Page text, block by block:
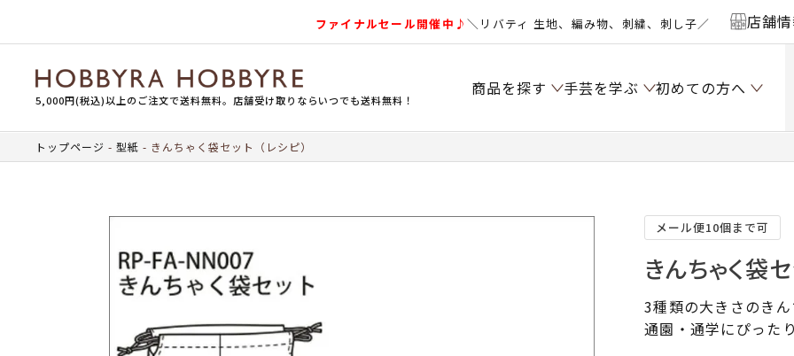
ファイナルセール開催中♪＼リバティ 生地、編み物、刺繍、刺し子／ 店舗
5,000円(税込)以上のご注文で送料無料。店舗受け取りならいつでも送料無料！
商品を探す 手芸を学ぶ 初めての方へ
トップページ 型紙 きんちゃく袋セット（レシピ）
メール便10個まで可
きんちゃく袋セ
3種類の大きさのきん
通園・通学にぴったり